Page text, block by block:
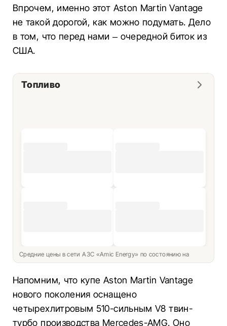
Впрочем, именно этот Aston Martin Vantage
не такой дорогой, как можно подумать. Дело
в том, что перед нами – очередной биток из
США.
Топливо
Средние цены в сети АЗС «Amic Energy» по состоянию на
Напомним, что купе Aston Martin Vantage
нового поколения оснащено
четырехлитровым 510-сильным V8 твин-
турбо производства Mercedes-AMG. Оно